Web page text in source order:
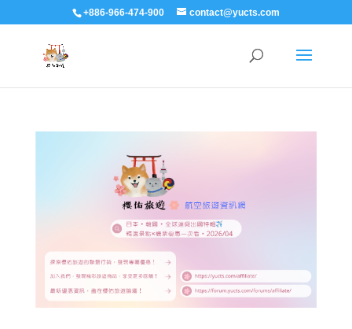
+886-966-474-900 contact@yucts.com